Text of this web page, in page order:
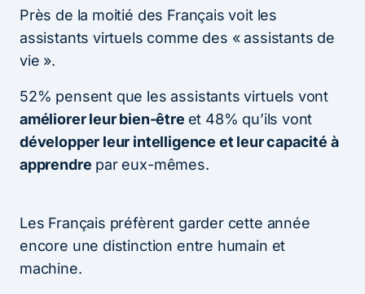
Près de la moitié des Français voit les
assistants virtuels comme des « assistants de
vie ».
52% pensent que les assistants virtuels vont
améliorer leur bien-être et 48% qu’ils vont
développer leur intelligence et leur capacité à
apprendre par eux-mêmes.
Les Français préfèrent garder cette année
encore une distinction entre humain et
machine.